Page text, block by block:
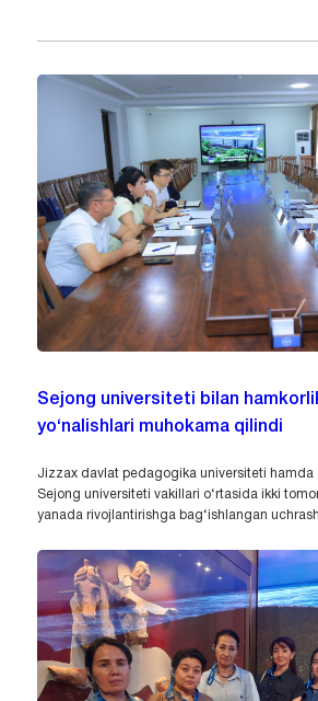
Sejong universiteti bilan
yo‘nalishlari muhokama qilindi
Jizzax davlat pedagogika universiteti hamda
Sejong universiteti vakillari o‘rtasida ikki
yanada rivojlantirishga bag‘ishlangan